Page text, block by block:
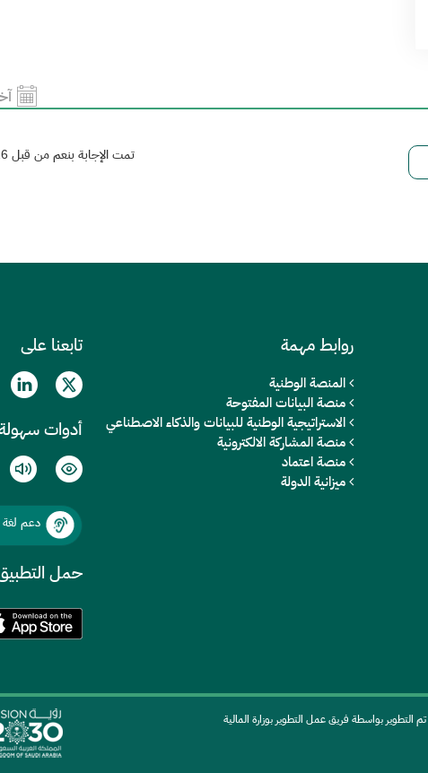
تمت الإجابة بنعم من قبل 26 زائر من 68 إجابة
روابط مهمة
المنصة الوطنية
منصة البيانات المفتوحة
الاستراتيجية الوطنية للبيانات والذكاء الاصطناعي
منصة المشاركة الالكترونية
منصة اعتماد
ميزانية الدولة
تابعنا على
أدوات
دعم لغة
حمل
تم التطوير بواسطة فريق عمل التطوير بوزارة المالية